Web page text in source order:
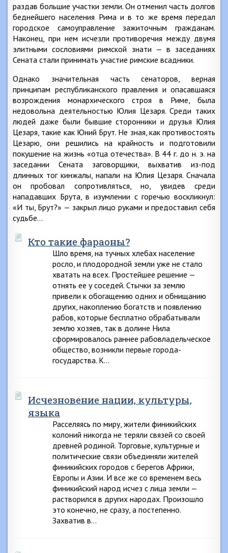
раздав большие участки земли. Он отменил часть долгов
беднейшего населения Рима и в то же время передал
городское самоуправление зажиточным гражданам.
Наконец, при нем исчезли противоречия между двумя
элитными сословиями римской знати — в заседаниях
Сената стали принимать участие римские всадники.
Однако значительная часть сенаторов, верная
принципам республиканского правления и опасавшаяся
возрождения монархического строя в Риме, была
недовольна деятельностью Юлия Цезаря. Среди таких
людей даже были бывшие сторонники и друзья Юлия
Цезаря, такие как Юний Брут. Не зная, как противостоять
Цезарю, они решились на крайность и подготовили
покушение на жизнь «отца отечества». В 44 г. до н. э. на
заседании Сената заговорщики, выхватив из-под
длинных тог кинжалы, напали на Юлия Цезаря. Сначала
он пробовал сопротивляться, но, увидев среди
нападавших Брута, в изумлении с горечью воскликнул:
«И ты, Брут?» — закрыл лицо руками и предоставил себя
судьбе…
Кто такие фараоны?
Шло время, на тучных хлебах население
росло, и плодородной земли уже не стало
хватать на всех. Простейшее решение —
отнять ее у соседей. Стычки за землю
привели к обогащению одних и обнищанию
других, накоплению богатств и появлению
рабов, которые бесплатно обрабатывали
землю хозяев, так в долине Нила
сформировалось раннее рабовладельческое
общество, возникли первые города-
государства. К…
Исчезновение нации, культуры,
языка
Расселяясь по миру, жители финикийских
колоний никогда не теряли связей со своей
древней родиной. Торговые, культурные и
политические связи объединяли жителей
финикийских городов с берегов Африки,
Европы и Азии. И все же со временем весь
финикийский народ исчез с лица земли —
растворился в других народах. Произошло
это конечно, не сразу, а постепенно.
Захватив в…